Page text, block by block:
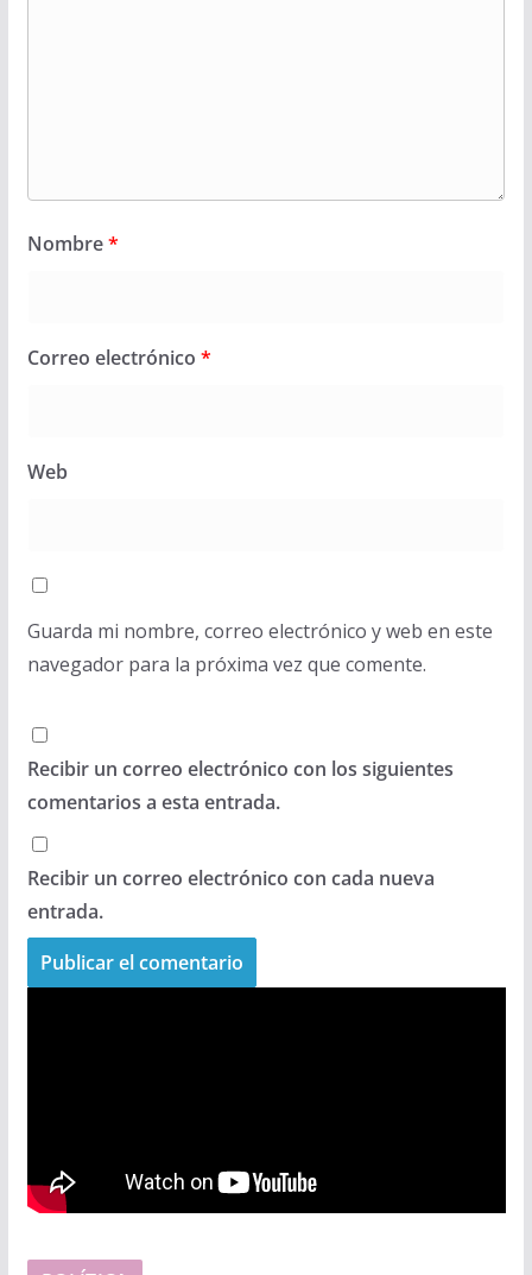
Nombre*
Correo electrónico *
Web
Guarda mi nombre, correo electrónico y web en este
navegador para la próxima vez que comente.
Recibir un correo electrónico con los siguientes
comentarios a esta entrada.
Recibir un correo electrónico con cada nueva
entrada.